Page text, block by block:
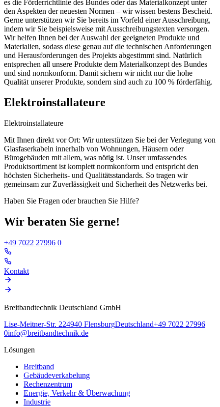
es die Förderrichtlinie des Bundes oder das Materialkonzept unter
den Aspekten der neuesten Normen – wir wissen bestens Bescheid.
Gerne unterstützen wir Sie bereits im Vorfeld einer Ausschreibung,
indem wir Sie beispielsweise mit Ausschreibungstexten versorgen.
Wir helfen Ihnen bei der Auswahl der geeigneten Produkte und
Materialien, sodass diese genau auf die technischen Anforderungen
und Herausforderungen des Projekts abgestimmt sind. Natürlich
entsprechen all unsere Produkte dem Materialkonzept des Bundes
und sind normkonform. Damit sichern wir nicht nur die hohe
Qualität unserer Produkte, sondern sind auch zu 100 % förderfähig.
Elektroinstallateure
Elektroinstallateure
Mit Ihnen direkt vor Ort: Wir unterstützen Sie bei der Verlegung von
Glasfaserkabeln innerhalb von Wohnungen, Häusern oder
Bürogebäuden mit allem, was nötig ist. Unser umfassendes
Produktsortiment ist komplett normkonform und entspricht den
höchsten Sicherheits- und Qualitätsstandards. So tragen wir
gemeinsam zur Zuverlässigkeit und Sicherheit des Netzwerks bei.
Haben Sie Fragen oder brauchen Sie Hilfe?
Wir beraten Sie gerne!
+49 7022 27996 0
Kontakt
Breitbandtechnik Deutschland GmbH
Lise-Meitner-Str. 224940 FlensburgDeutschland+49 7022 27996
0info@breitbandtechnik.de
Lösungen
Breitband
Gebäudeverkabelung
Rechenzentrum
Energie, Verkehr & Überwachung
Industrie